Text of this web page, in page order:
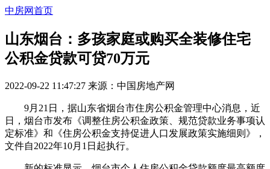
中房网首页
山东烟台：多孩家庭或购买全装修住宅
公积金贷款可贷70万元
2022-09-22 11:47:27 来源： 中国房地产网
9月21日，据山东省烟台市住房公积金管理中心消息，近
日，烟台市发布《调整住房公积金政策、规范贷款业务事项认
定标准》和《住房公积金支持促进人口发展政策实施细则》，
文件自2022年10月1日起执行。